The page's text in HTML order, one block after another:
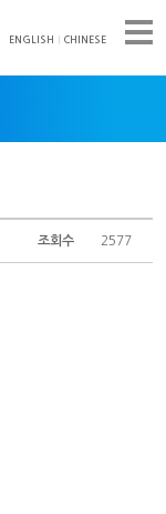
ENGLISH CHINESE
조회수 2577